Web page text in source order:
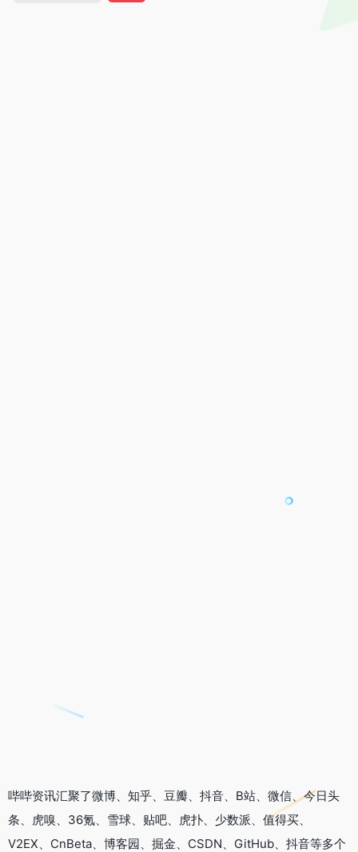
哔哔资讯汇聚了微博、知乎、豆瓣、抖音、B站、微信、今日头
条、虎嗅、36氪、雪球、贴吧、虎扑、少数派、值得买、
V2EX、CnBeta、博客园、掘金、CSDN、GitHub、抖音等多个